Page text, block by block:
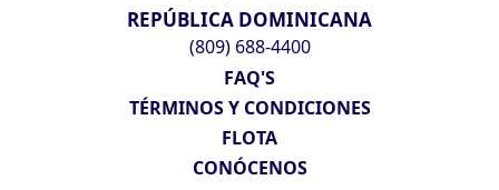
REPÚBLICA DOMINICANA
(809) 688-4400
FAQ'S
TÉRMINOS Y CONDICIONES
FLOTA
CONÓCENOS